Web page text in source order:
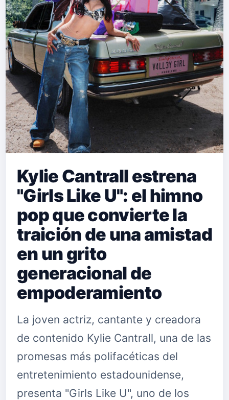
Kylie Cantrall estrena
"Girls Like U": el himno
pop que convierte la
traición de una amistad
en un grito
generacional de
empoderamiento
La joven actriz, cantante y creadora
de contenido Kylie Cantrall, una de las
promesas más polifacéticas del
entretenimiento estadounidense,
presenta "Girls Like U", uno de los